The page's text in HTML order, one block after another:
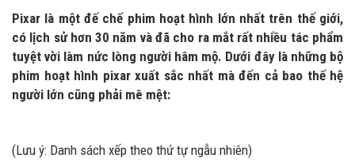
Pixar là một đế chế phim hoạt hình lớn nhất trên thế giới,
có lịch sử hơn 30 năm và đã cho ra mắt rất nhiều tác phẩm
tuyệt vời làm nức lòng người hâm mộ. Dưới đây là những bộ
phim hoạt hình pixar xuất sắc nhất mà đến cả bao thế hệ
người lớn cũng phải mê mệt:
(Lưu ý: Danh sách xếp theo thứ tự ngẫu nhiên)